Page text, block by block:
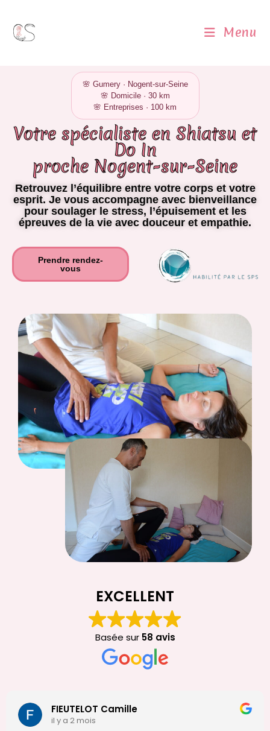
Menu
🌸 Gumery · Nogent-sur-Seine
🌸 Domicile · 30 km
🌸 Entreprises · 100 km
Votre spécialiste en Shiatsu et
Do In
proche Nogent-sur-Seine
Retrouvez l’équilibre entre votre corps et votre
esprit. Je vous accompagne avec bienveillance
pour soulager le stress, l’épuisement et les
épreuves de la vie avec douceur et empathie.
Prendre rendez-
vous
EXCELLENT
Basée sur 58 avis